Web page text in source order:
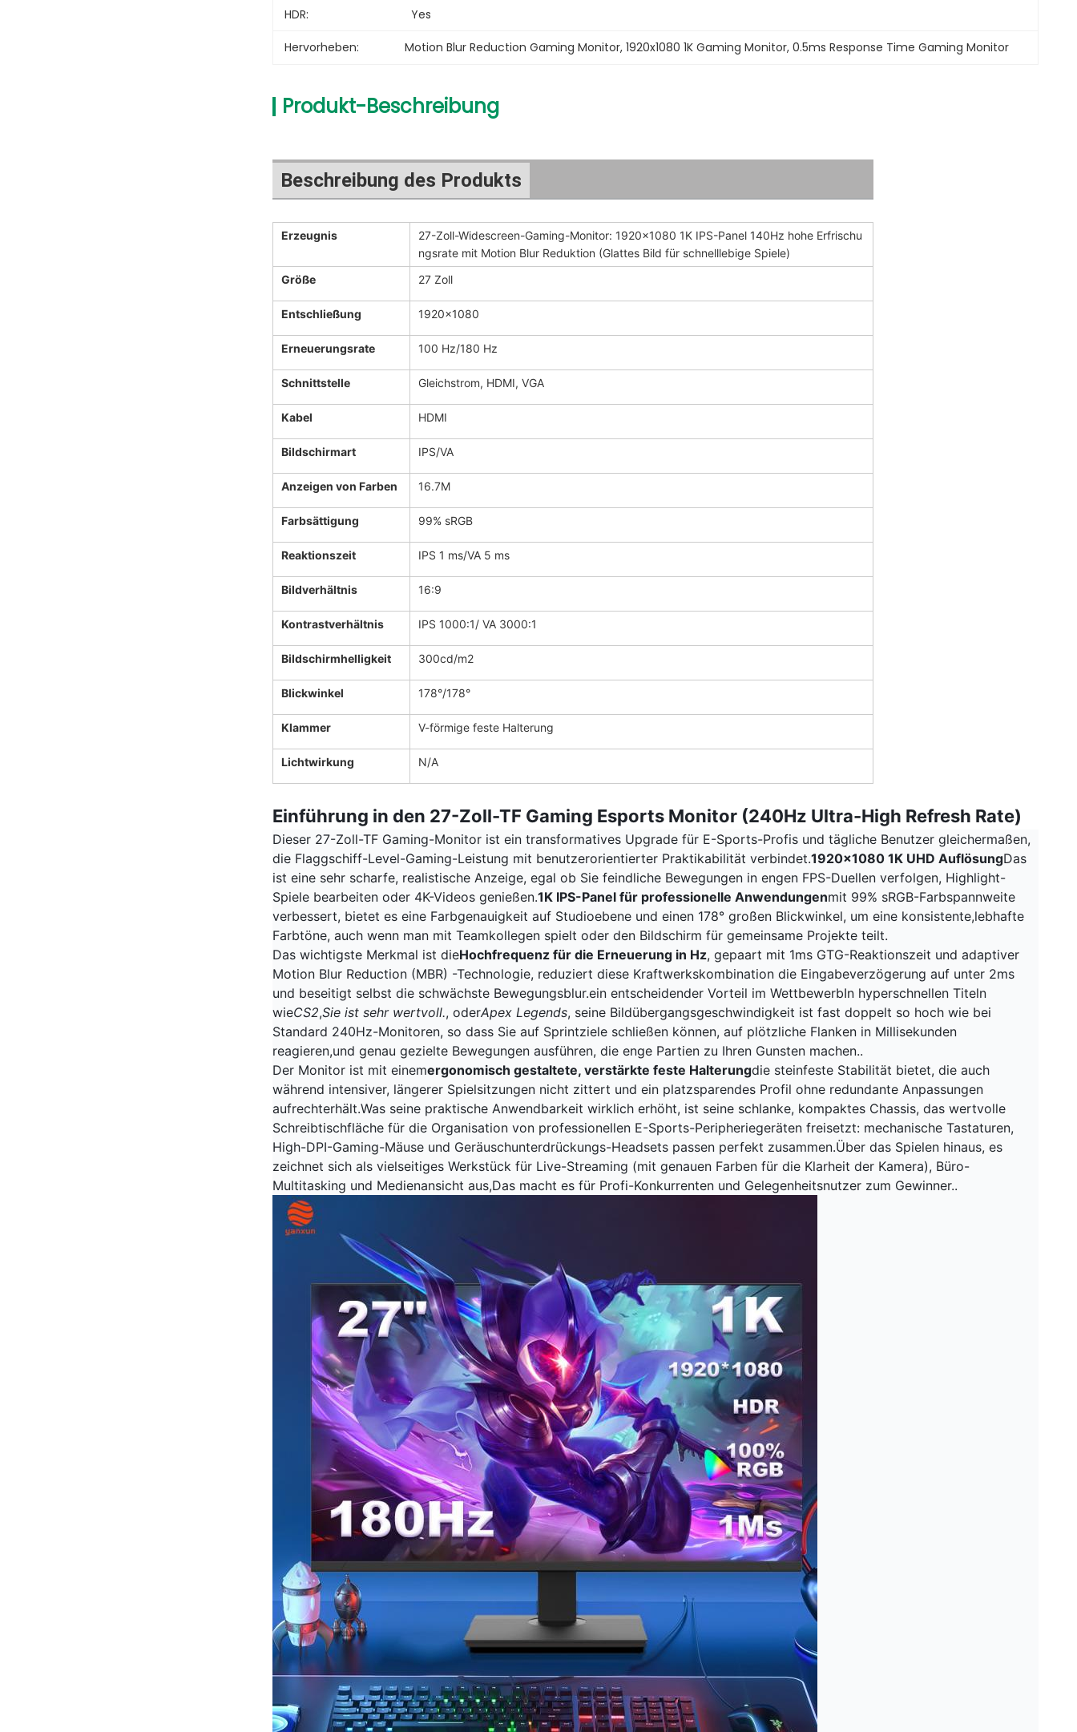
HDR:
Yes
Hervorheben: Motion Blur Reduction Gaming Monitor, 1920x1080 1K Gaming Monitor, 0.5ms Response Time Gaming Monitor
Produkt-Beschreibung
Beschreibung des Produkts
Erzeugnis
27-Zoll-Widescreen-Gaming-Monitor: 1920x1080 1K IPS-Panel 140Hz hohe Erfrischu
ngsrate mit Motion Blur Reduktion (Glattes Bild für schnelllebige Spiele)
Größe
27 Zoll
Entschließung 1920x1080
Erneuerungsrate 100 Hz/180 Hz
Schnittstelle Gleichstrom, HDMI, VGA
Kabel HDMI
Bildschirmart IPS/VA
Anzeigen von Farben 16.7M
Farbsättigung 99% sRGB
Reaktionszeit IPS 1 ms/VA 5 ms
Bildverhältnis 16:9
Kontrastverhältnis IPS 1000:1/ VA 3000:1
Bildschirmhelligkeit 300cd/m2
Blickwinkel 178°/178°
Klammer V-förmige feste Halterung
Lichtwirkung N/A
Einführung in den 27-Zoll-TF Gaming Esports Monitor (240Hz Ultra-High Refresh Rate)
Dieser 27-Zoll-TF Gaming-Monitor ist ein transformatives Upgrade für E-Sports-Profis und tägliche Benutzer gleichermaßen,
die Flaggschiff-Level-Gaming-Leistung mit benutzerorientierter Praktikabilität verbindet.1920x1080 1K UHD AuflösungDas
ist eine sehr scharfe, realistische Anzeige, egal ob Sie feindliche Bewegungen in engen FPS-Duellen verfolgen, Highlight-
Spiele bearbeiten oder 4K-Videos genießen.1K IPS-Panel für professionelle Anwendungenmit 99% sRGB-Farbspannweite
verbessert, bietet es eine Farbgenauigkeit auf Studioebene und einen 178° großen Blickwinkel, um eine konsistente,lebhafte
Farbtöne, auch wenn man mit Teamkollegen spielt oder den Bildschirm für gemeinsame Projekte teilt.
Das wichtigste Merkmal ist dieHochfrequenz für die Erneuerung in Hz, gepaart mit 1ms GTG-Reaktionszeit und adaptiver
Motion Blur Reduction (MBR) -Technologie, reduziert diese Kraftwerkskombination die Eingabeverzögerung auf unter 2ms
und beseitigt selbst die schwächste Bewegungsblur.ein entscheidender Vorteil im WettbewerbIn hyperschnellen Titeln
wieCS2,Sie ist sehr wertvoll., oderApex Legends, seine Bildübergangsgeschwindigkeit ist fast doppelt so hoch wie bei
Standard 240Hz-Monitoren, so dass Sie auf Sprintziele schließen können, auf plötzliche Flanken in Millisekunden
reagieren,und genau gezielte Bewegungen ausführen, die enge Partien zu Ihren Gunsten machen..
Der Monitor ist mit einemergonomisch gestaltete, verstärkte feste Halterungdie steinfeste Stabilität bietet, die auch
während intensiver, längerer Spielsitzungen nicht zittert und ein platzsparendes Profil ohne redundante Anpassungen
aufrechterhält.Was seine praktische Anwendbarkeit wirklich erhöht, ist seine schlanke, kompaktes Chassis, das wertvolle
Schreibtischfläche für die Organisation von professionellen E-Sports-Peripheriegeräten freisetzt: mechanische Tastaturen,
High-DPI-Gaming-Mäuse und Geräuschunterdrückungs-Headsets passen perfekt zusammen.Über das Spielen hinaus, es
zeichnet sich als vielseitiges Werkstück für Live-Streaming (mit genauen Farben für die Klarheit der Kamera), Büro-
Multitasking und Medienansicht aus,Das macht es für Profi-Konkurrenten und Gelegenheitsnutzer zum Gewinner..